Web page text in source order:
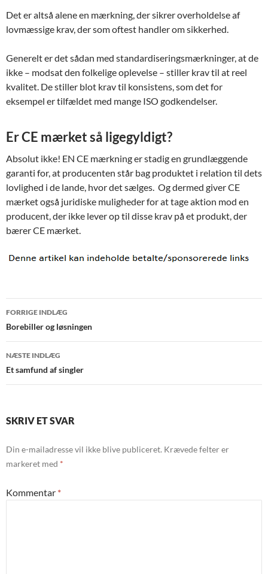
Det er altså alene en mærkning, der sikrer overholdelse af
lovmæssige krav, der som oftest handler om sikkerhed.
Generelt er det sådan med standardiseringsmærkninger, at de
ikke – modsat den folkelige oplevelse – stiller krav til at reel
kvalitet. De stiller blot krav til konsistens, som det for
eksempel er tilfældet med mange ISO godkendelser.
Er CE mærket så ligegyldigt?
Absolut ikke! EN CE mærkning er stadig en grundlæggende
garanti for, at producenten står bag produktet i relation til dets
lovlighed i de lande, hvor det sælges. Og dermed giver CE
mærket også juridiske muligheder for at tage aktion mod en
producent, der ikke lever op til disse krav på et produkt, der
bærer CE mærket.
Indlægsnavigation
FORRIGE INDLÆG
Borebiller og løsningen
NÆSTE INDLÆG
Et samfund af singler
SKRIV ET SVAR
Din e-mailadresse vil ikke blive publiceret. Krævede felter er
markeret med *
Kommentar *